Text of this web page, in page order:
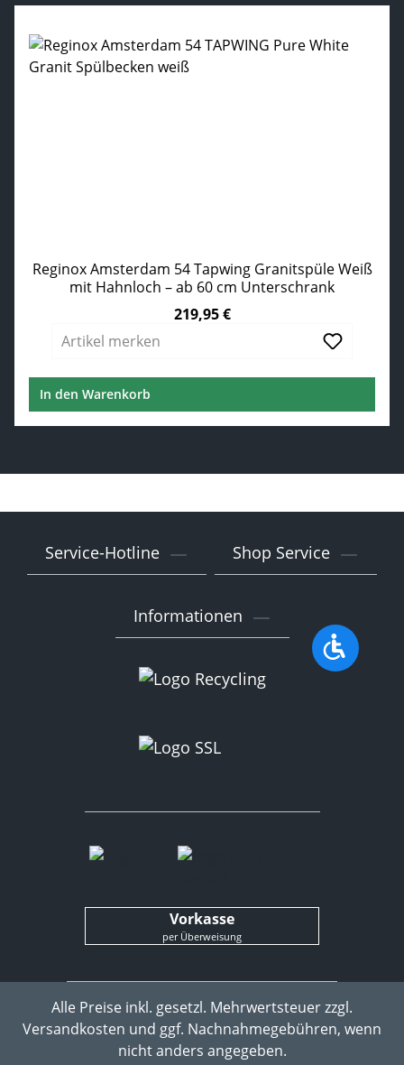
Reginox Amsterdam 54 Tapwing Granitspüle Weiß
mit Hahnloch – ab 60 cm Unterschrank
219,95 €
Artikel merken
In den Warenkorb
Service-Hotline Shop Service
Informationen
Vorkasse
per Überweisung
Alle Preise inkl. gesetzl. Mehrwertsteuer zzgl.
Versandkosten und ggf. Nachnahmegebühren, wenn
nicht anders angegeben.